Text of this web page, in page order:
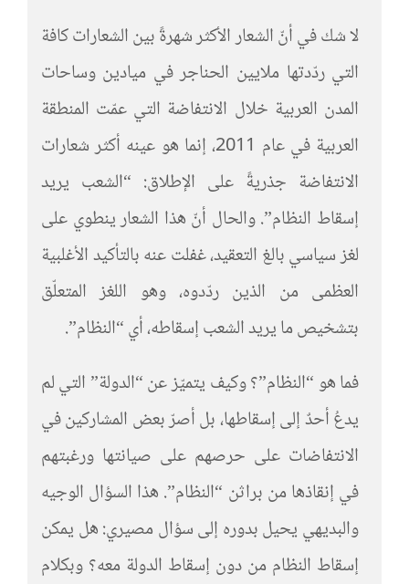
لا شك في أنّ الشعار الأكثر شهرةً بين الشعارات كافة
التي ردّدتها ملايين الحناجر في ميادين وساحات
المدن العربية خلال الانتفاضة التي عمّت المنطقة
العربية في عام 2011، إنما هو عينه أكثر شعارات
الانتفاضة جذريةً على الإطلاق: “الشعب يريد
إسقاط النظام”. والحال أنّ هذا الشعار ينطوي على
لغز سياسي بالغ التعقيد، غفلت عنه بالتأكيد الأغلبية
العظمى من الذين ردّدوه، وهو اللغز المتعلّق
بتشخيص ما يريد الشعب إسقاطه، أي “النظام”.
فما هو “النظام”؟ وكيف يتميّز عن “الدولة” التي لم
يدعُ أحدٌ إلى إسقاطها، بل أصرّ بعض المشاركين في
الانتفاضات على حرصهم على صيانتها ورغبتهم
في إنقاذها من براثن “النظام”. هذا السؤال الوجيه
والبديهي يحيل بدوره إلى سؤال مصيري: هل يمكن
إسقاط النظام من دون إسقاط الدولة معه؟ وبكلام